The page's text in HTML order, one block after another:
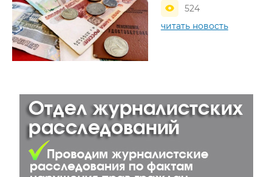
524
читать новость